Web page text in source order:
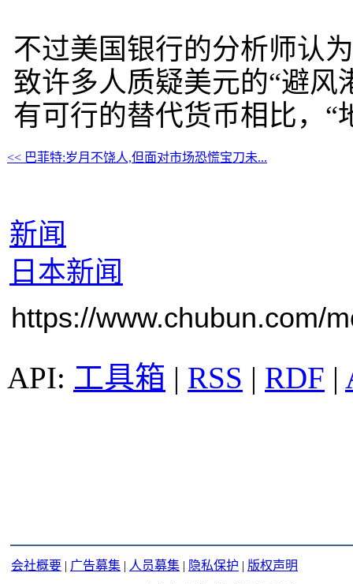
不过美国银行的分析师认
致许多人质疑美元的“避风
有可行的替代货币相比，“
<< 巴菲特:岁月不饶人,但面对市场恐慌宝刀未...
新闻
日本新闻
https://www.chubun.com/
工具箱 | RSS | RDF |
会社概要 | 广告募集 | 人员募集 | 隐私保护 | 版权声明